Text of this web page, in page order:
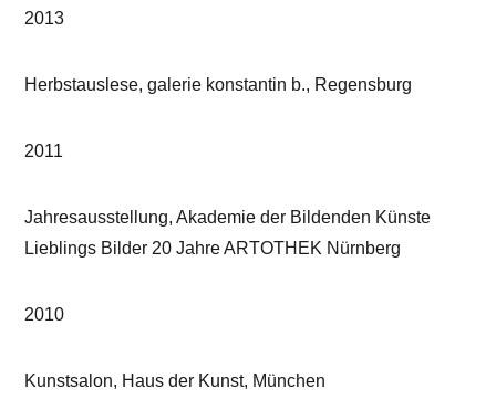
2013
Herbstauslese, galerie konstantin b., Regensburg
2011
Jahresausstellung, Akademie der Bildenden Künste
Lieblings Bilder 20 Jahre ARTOTHEK Nürnberg
2010
Kunstsalon, Haus der Kunst, München